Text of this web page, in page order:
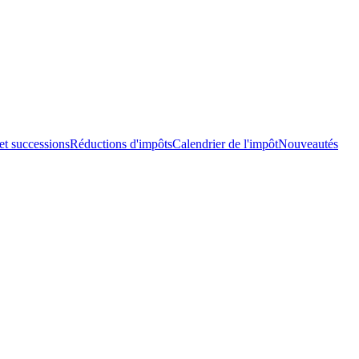
successionsRéductions d'impôtsCalendrier de l'impôtNouveautés